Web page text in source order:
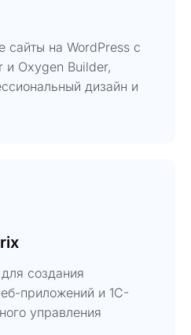
сайты на WordPress с
Oxygen Builder,
дизайн и
создания
приложений и 1C-
управления